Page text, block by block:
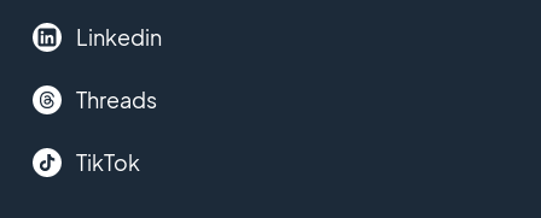
Linkedin
Threads
TikTok